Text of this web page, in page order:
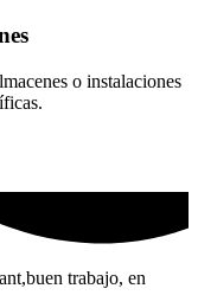
o instalaciones
trabajo, en